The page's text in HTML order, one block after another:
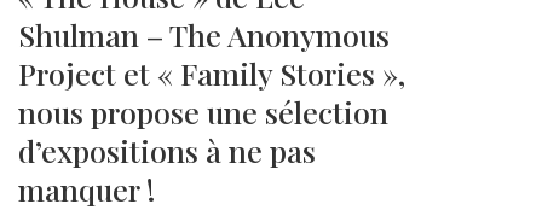
Shulman – The Anonymous
Project et « Family Stories »,
nous propose une sélection
d’expositions à ne pas
manquer !